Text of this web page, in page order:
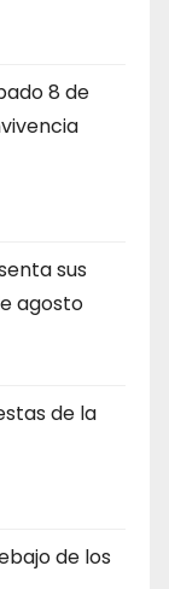
8 de
sus
agosto
de la
de los